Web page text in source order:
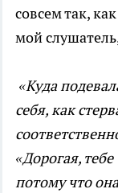
совсем так,
мой
«Куда
себя, как
«Дорогая,
потому что